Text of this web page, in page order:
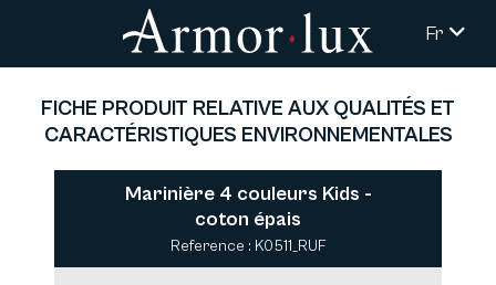
Fr
FICHE PRODUIT RELATIVE AUX QUALITÉS ET
CARACTÉRISTIQUES ENVIRONNEMENTALES
Marinière 4 couleurs Kids -
coton épais
Reference : K0511_RUF